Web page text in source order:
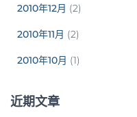
2010年12月 (2)
2010年11月 (2)
2010年10月 (1)
近期文章